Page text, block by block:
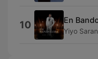
10 En
Yiyo